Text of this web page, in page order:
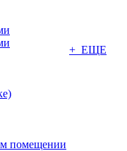
помещении
+ ЕЩЕ